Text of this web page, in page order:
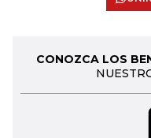
CONOZCA LOS